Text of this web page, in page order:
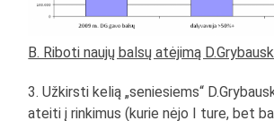
B. Riboti naujų balsų atėjimą
3. Užkirsti kelią „seniesiems“
ateiti į rinkimus (kurie nėjo I ture, bet